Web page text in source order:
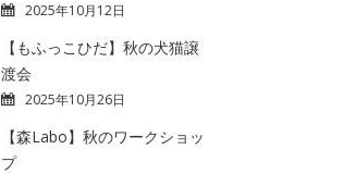
2025年10月12日
【もふっこひだ】秋の犬猫譲
渡会
2025年10月26日
【森Labo】秋のワークショッ
プ